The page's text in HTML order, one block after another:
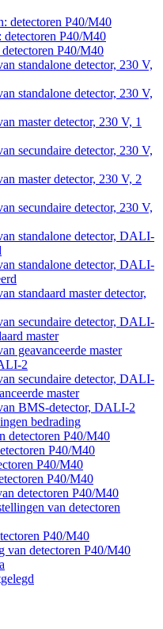
detectoren P40/M40
P40/M40
P40/M40
standalone detector, 230 V,
standalone detector, 230 V,
master detector, 230 V, 1
secundaire detector, 230 V,
master detector, 230 V, 2
secundaire detector, 230 V,
standalone detector, DALI-
standalone detector, DALI-
standaard master detector,
secundaire detector, DALI-
master
geavanceerde master
2
secundaire detector, DALI-
master
BMS-detector, DALI-2
bedrading
detectoren P40/M40
P40/M40
P40/M40
P40/M40
detectoren P40/M40
van detectoren
P40/M40
van detectoren P40/M40